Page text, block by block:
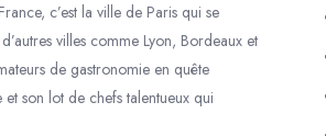
c’est la ville de Paris qui se
villes comme Lyon, Bordeaux et
de gastronomie en quête
son lot de chefs talentueux qui